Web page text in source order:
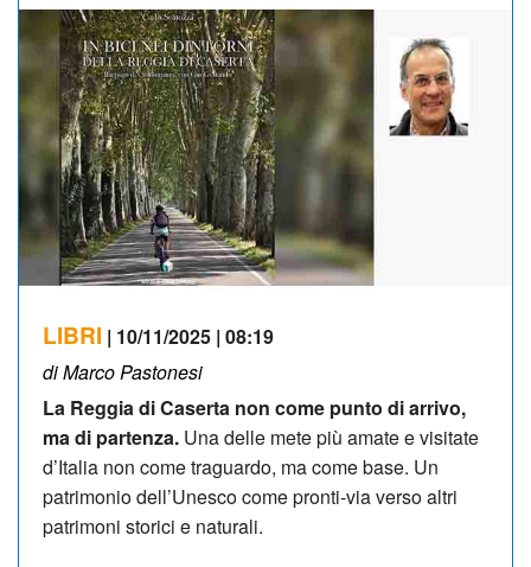
ALBI D'ORO
NEWSLETTER
LIBRI | 10/11/2025 | 08:19
di Marco Pastonesi
La Reggia di Caserta non come punto di arrivo,
ma di partenza. Una delle mete più amate e visitate
d’Italia non come traguardo, ma come base. Un
patrimonio dell’Unesco come pronti-via verso altri
patrimoni storici e naturali.